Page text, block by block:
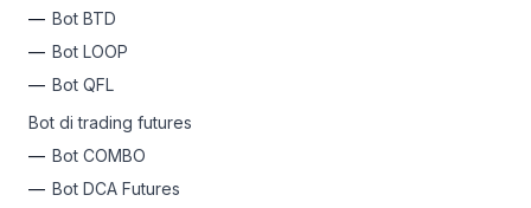
Bot BTD
Bot LOOP
Bot QFL
Bot di trading futures
Bot COMBO
Bot DCA Futures